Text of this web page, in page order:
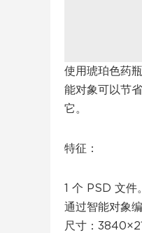
使用琥珀色药
能对象可以节
它。
特征：
1 个 PSD 文件。
通过智能对象
尺寸：